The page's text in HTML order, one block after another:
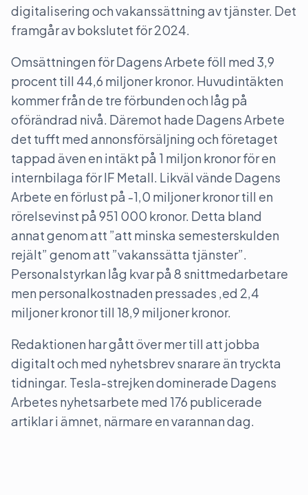
digitalisering och vakanssättning av tjänster. Det
framgår av bokslutet för 2024.
Omsättningen för Dagens Arbete föll med 3,9
procent till 44,6 miljoner kronor. Huvudintäkten
kommer från de tre förbunden och låg på
oförändrad nivå. Däremot hade Dagens Arbete
det tufft med annonsförsäljning och företaget
tappad även en intäkt på 1 miljon kronor för en
internbilaga för IF Metall. Likväl vände Dagens
Arbete en förlust på -1,0 miljoner kronor till en
rörelsevinst på 951 000 kronor. Detta bland
annat genom att ”att minska semesterskulden
rejält” genom att ”vakanssätta tjänster”.
Personalstyrkan låg kvar på 8 snittmedarbetare
men personalkostnaden pressades ,ed 2,4
miljoner kronor till 18,9 miljoner kronor.
Redaktionen har gått över mer till att jobba
digitalt och med nyhetsbrev snarare än tryckta
tidningar. Tesla-strejken dominerade Dagens
Arbetes nyhetsarbete med 176 publicerade
artiklar i ämnet, närmare en varannan dag.